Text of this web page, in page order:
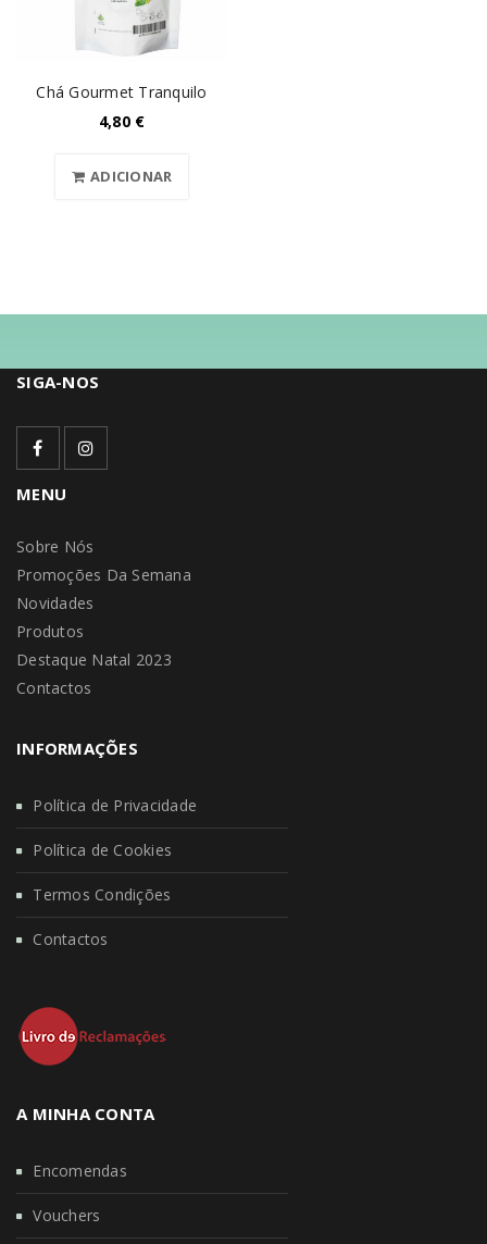
Chá Gourmet Tranquilo
4,80 €
ADICIONAR
SIGA-NOS
MENU
Sobre Nós
Promoções Da Semana
Novidades
Produtos
Destaque Natal 2023
Contactos
INFORMAÇÕES
Política de Privacidade
Política de Cookies
Termos Condições
Contactos
A MINHA CONTA
Encomendas
Vouchers